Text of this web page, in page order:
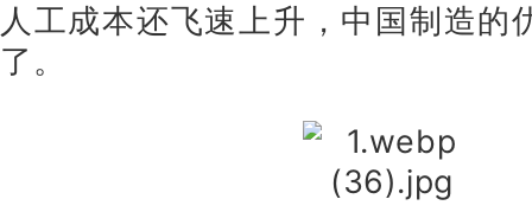
人工成本还飞速上升，中国制造的
了。